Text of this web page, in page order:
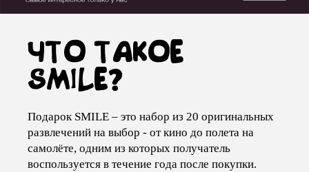
поводу
компании
Блог
ЧТО ТАКОЕ
SMILE?
Подарок SMILE – это набор из 20 оригинальных
развлечений на выбор - от кино до полета на
самолёте, одним из которых получатель
воспользуется в течение года после покупки.